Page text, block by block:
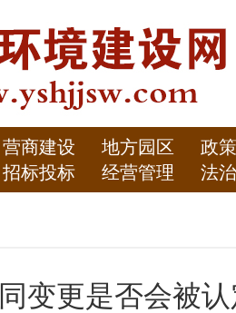
营商建设 地方园区 政
招标投标 经营管理 法
变更是否会被